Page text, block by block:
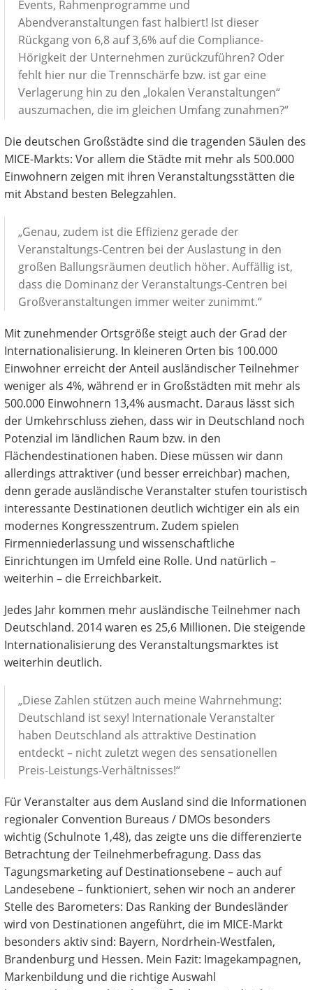
Events, Rahmenprogramme und
Abendveranstaltungen fast halbiert! Ist dieser
Rückgang von 6,8 auf 3,6% auf die Compliance-
Hörigkeit der Unternehmen zurückzuführen? Oder
fehlt hier nur die Trennschärfe bzw. ist gar eine
Verlagerung hin zu den „lokalen Veranstaltungen“
auszumachen, die im gleichen Umfang zunahmen?“
Die deutschen Großstädte sind die tragenden Säulen des
MICE-Markts: Vor allem die Städte mit mehr als 500.000
Einwohnern zeigen mit ihren Veranstaltungsstätten die
mit Abstand besten Belegzahlen.
„Genau, zudem ist die Effizienz gerade der
Veranstaltungs-Centren bei der Auslastung in den
großen Ballungsräumen deutlich höher. Auffällig ist,
dass die Dominanz der Veranstaltungs-Centren bei
Großveranstaltungen immer weiter zunimmt.“
Mit zunehmender Ortsgröße steigt auch der Grad der
Internationalisierung. In kleineren Orten bis 100.000
Einwohner erreicht der Anteil ausländischer Teilnehmer
weniger als 4%, während er in Großstädten mit mehr als
500.000 Einwohnern 13,4% ausmacht. Daraus lässt sich
der Umkehrschluss ziehen, dass wir in Deutschland noch
Potenzial im ländlichen Raum bzw. in den
Flächendestinationen haben. Diese müssen wir dann
allerdings attraktiver (und besser erreichbar) machen,
denn gerade ausländische Veranstalter stufen touristisch
interessante Destinationen deutlich wichtiger ein als ein
modernes Kongresszentrum. Zudem spielen
Firmenniederlassung und wissenschaftliche
Einrichtungen im Umfeld eine Rolle. Und natürlich –
weiterhin – die Erreichbarkeit.
Jedes Jahr kommen mehr ausländische Teilnehmer nach
Deutschland. 2014 waren es 25,6 Millionen. Die steigende
Internationalisierung des Veranstaltungsmarktes ist
weiterhin deutlich.
„Diese Zahlen stützen auch meine Wahrnehmung:
Deutschland ist sexy! Internationale Veranstalter
haben Deutschland als attraktive Destination
entdeckt – nicht zuletzt wegen des sensationellen
Preis-Leistungs-Verhältnisses!“
Für Veranstalter aus dem Ausland sind die Informationen
regionaler Convention Bureaus / DMOs besonders
wichtig (Schulnote 1,48), das zeigte uns die differenzierte
Betrachtung der Teilnehmerbefragung. Dass das
Tagungsmarketing auf Destinationsebene – auch auf
Landesebene – funktioniert, sehen wir noch an anderer
Stelle des Barometers: Das Ranking der Bundesländer
wird von Destinationen angeführt, die im MICE-Markt
besonders aktiv sind: Bayern, Nordrhein-Westfalen,
Brandenburg und Hessen. Mein Fazit: Imagekampagnen,
Markenbildung und die richtige Auswahl